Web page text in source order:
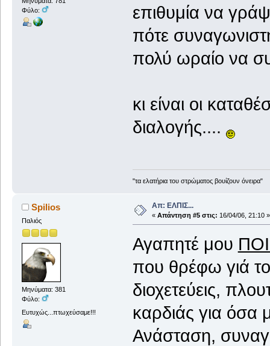
Φύλο:
επιθυμία να
πότε
πολύ ωραίο να
κι είναι οι
διαλογής....
"τα ελατήρια του στρώματος βουίζουν όνειρα"
Spilios
Παλιός
Μηνύματα: 381
Φύλο:
Ευτυχώς...πτωχεύσαμε!!!
Απ: ΕΛΠΙΣ...
« Απάντηση #5 στις: 16/04/06, 21:10 »
Αγαπητέ μου
που θρέφω γιά
διοχετεύεις,
καρδιάς για
Ανάσταση,